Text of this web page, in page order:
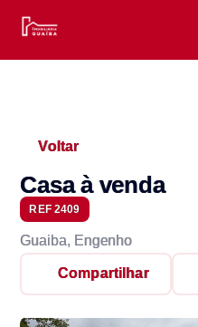
Voltar
Casa à venda
REF 2409
Guaiba, Engenho
Compartilhar